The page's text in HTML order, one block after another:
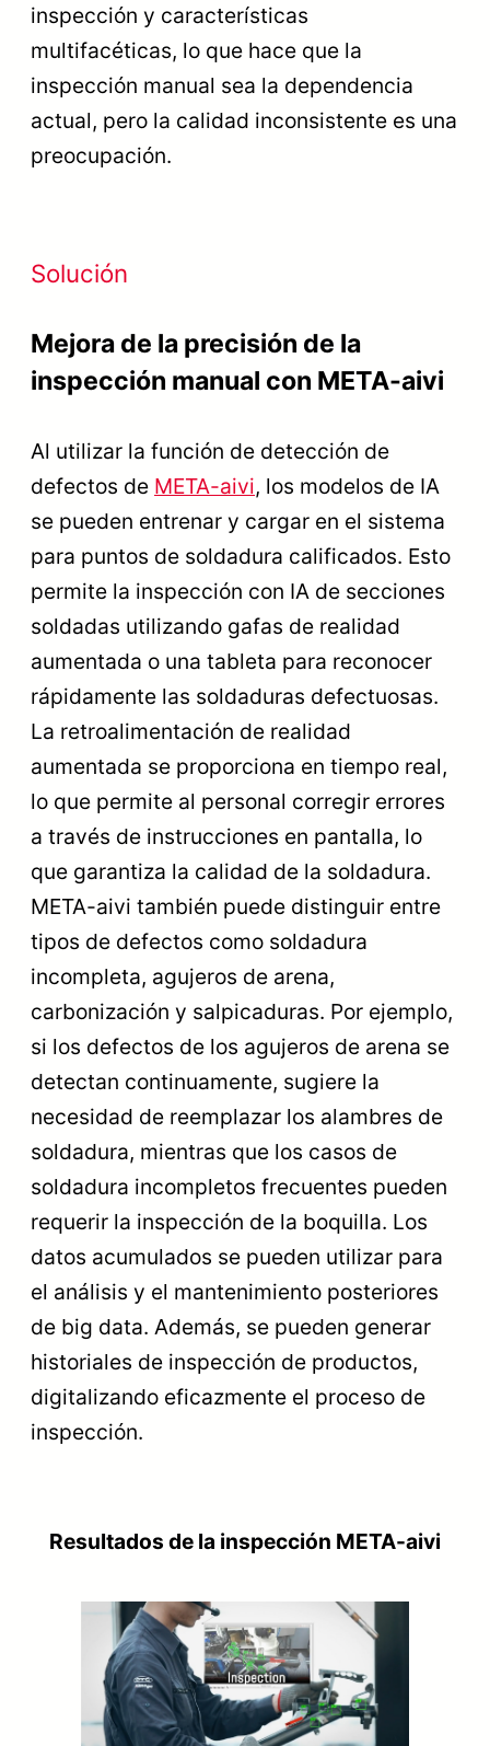
inspección y características
multifacéticas, lo que hace que la
inspección manual sea la dependencia
actual, pero la calidad inconsistente es una
preocupación.
Solución
Mejora de la precisión de la
inspección manual con META-aivi
Al utilizar la función de detección de
defectos de META-aivi, los modelos de IA
se pueden entrenar y cargar en el sistema
para puntos de soldadura calificados. Esto
permite la inspección con IA de secciones
soldadas utilizando gafas de realidad
aumentada o una tableta para reconocer
rápidamente las soldaduras defectuosas.
La retroalimentación de realidad
aumentada se proporciona en tiempo real,
lo que permite al personal corregir errores
a través de instrucciones en pantalla, lo
que garantiza la calidad de la soldadura.
META-aivi también puede distinguir entre
tipos de defectos como soldadura
incompleta, agujeros de arena,
carbonización y salpicaduras. Por ejemplo,
si los defectos de los agujeros de arena se
detectan continuamente, sugiere la
necesidad de reemplazar los alambres de
soldadura, mientras que los casos de
soldadura incompletos frecuentes pueden
requerir la inspección de la boquilla. Los
datos acumulados se pueden utilizar para
el análisis y el mantenimiento posteriores
de big data. Además, se pueden generar
historiales de inspección de productos,
digitalizando eficazmente el proceso de
inspección.
Resultados de la inspección META-aivi